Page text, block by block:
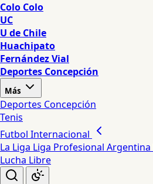
Colo Colo
UC
U de Chile
Huachipato
Fernández Vial
Deportes Concepción
Más
Deportes Concepción
Tenis
Futbol Internacional
La Liga Liga Profesional Argentina
Lucha Libre